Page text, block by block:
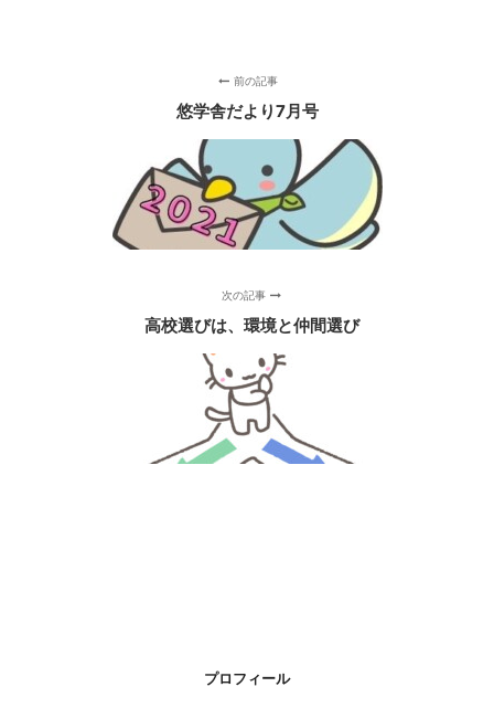
前の記事
悠学舎だより7月号
次の記事
高校選びは、環境と仲間選び
プロフィール